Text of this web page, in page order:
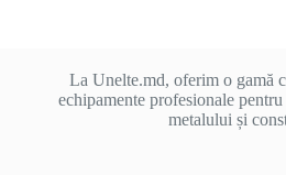
La Unelte.md, oferim o gamă
echipamente profesionale
metalului și